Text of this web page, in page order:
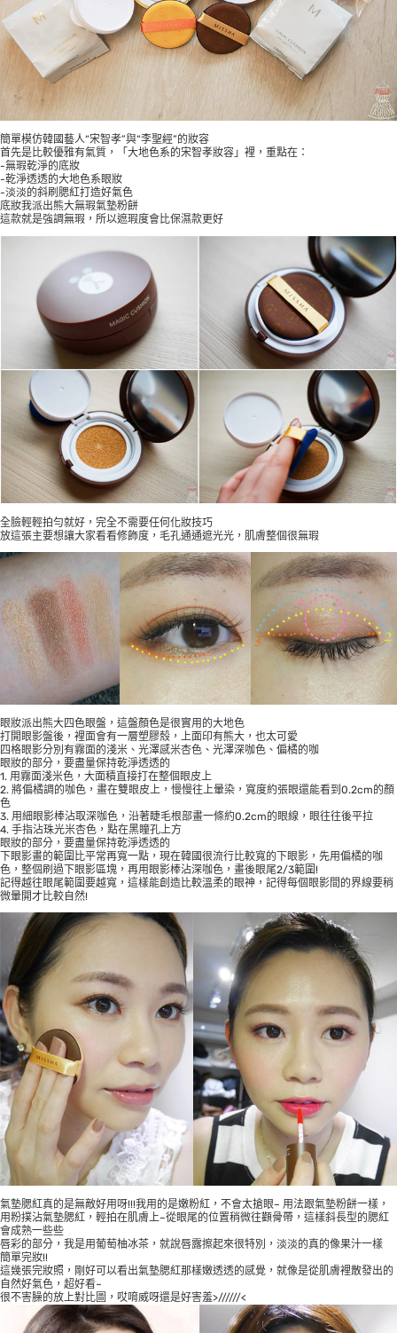
簡單模仿韓國藝人“宋智孝”與“李聖經”的妝容
首先是比較優雅有氣質，「大地色系的宋智孝妝容」裡，重點在：
-無瑕乾淨的底妝
-乾淨透透的大地色系眼妝
-淡淡的斜刷腮紅打造好氣色
底妝我派出熊大無瑕氣墊粉餅
這款就是強調無瑕，所以遮瑕度會比保濕款更好
全臉輕輕拍勻就好，完全不需要任何化妝技巧
放這張主要想讓大家看看修飾度，毛孔通通遮光光，肌膚整個很無瑕
眼妝派出熊大四色眼盤，這盤顏色是很實用的大地色
打開眼影盤後，裡面會有一層塑膠殼，上面印有熊大，也太可愛
四格眼影分別有霧面的淺米、光澤感米杏色、光澤深咖色、偏橘的咖
眼妝的部分，要盡量保持乾淨透透的
1. 用霧面淺米色，大面積直接打在整個眼皮上
2. 將偏橘調的咖色，畫在雙眼皮上，慢慢往上暈染，寬度約張眼還能看到0.2cm的顏
色
3. 用細眼影棒沾取深咖色，沿著睫毛根部畫一條約0.2cm的眼線，眼往往後平拉
4. 手指沾珠光米杏色，點在黑瞳孔上方
眼妝的部分，要盡量保持乾淨透透的
下眼影畫的範圍比平常再寬一點，現在韓國很流行比較寬的下眼影，先用偏橘的咖
色，整個刷過下眼影區塊，再用眼影棒沾深咖色，畫後眼尾2/3範圍!
記得越往眼尾範圍要越寬，這樣能創造比較溫柔的眼神，記得每個眼影間的界線要稍
微暈開才比較自然!
氣墊腮紅真的是無敵好用呀!!!我用的是嫩粉紅，不會太搶眼~ 用法跟氣墊粉餅一樣，
用粉撲沾氣墊腮紅，輕拍在肌膚上~從眼尾的位置稍微往顴骨帶，這樣斜長型的腮紅
會成熟一些些
唇彩的部分，我是用葡萄柚冰茶，就說唇露擦起來很特別，淡淡的真的像果汁一樣
簡單完妝!!
這幾張完妝照，剛好可以看出氣墊腮紅那樣嫩透透的感覺，就像是從肌膚裡散發出的
自然好氣色，超好看~
很不害臊的放上對比圖，哎唷威呀還是好害羞>//////<